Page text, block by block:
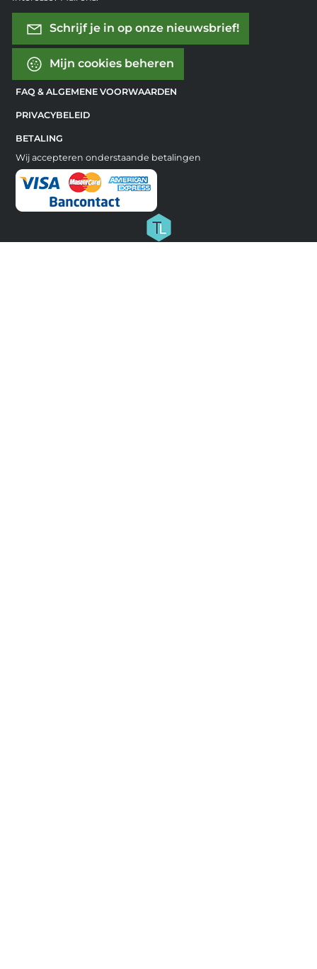
Schrijf je in op onze nieuwsbrief!
Mijn cookies beheren
FAQ & ALGEMENE VOORWAARDEN
PRIVACYBELEID
BETALING
Wij accepteren onderstaande betalingen